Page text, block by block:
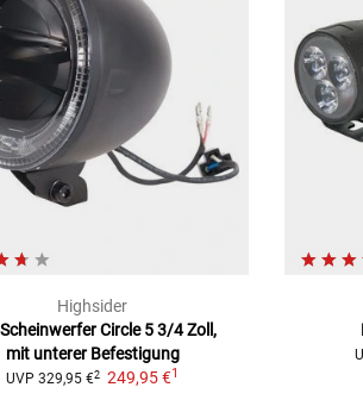
Highsider
Circle 5 3/4 Zoll,
mit unterer Befestigung
UVP 329,95 €2 249,95 €1